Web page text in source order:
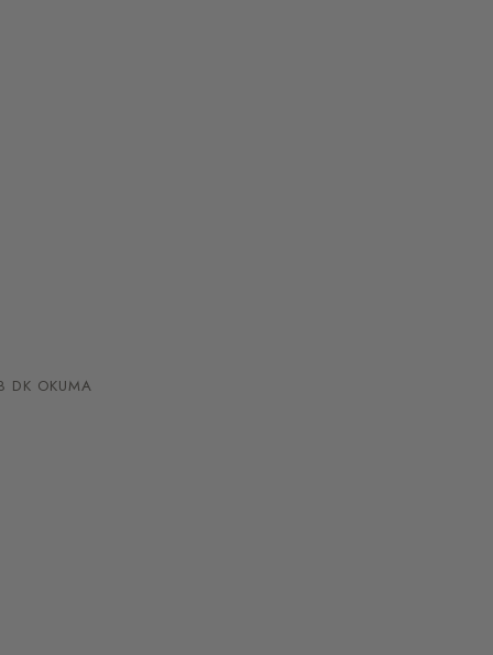
DK OKUMA